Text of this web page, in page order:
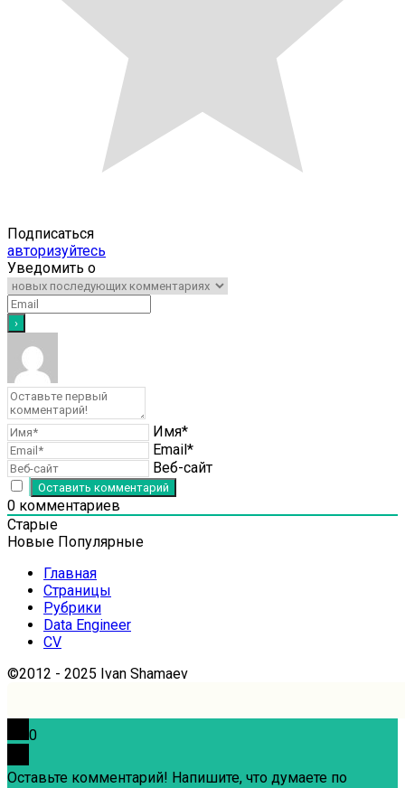
Подписаться
авторизуйтесь
Уведомить о
Имя*
Email*
Веб-сайт
0 комментариев
Старые
Новые Популярные
Главная
Страницы
Рубрики
Data Engineer
CV
©2012 - 2025 Ivan Shamaev
0
Оставьте комментарий! Напишите, что думаете по